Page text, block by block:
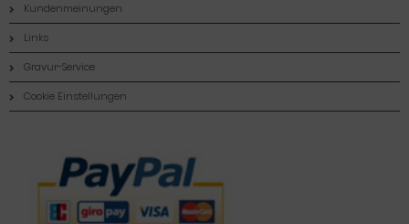
Kundenmeinungen
Links
Gravur-Service
Cookie Einstellungen
Zahlungsmethoden